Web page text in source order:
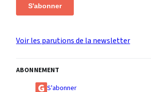
S'abonner
Voir les parutions de la newsletter
ABONNEMENT
S'abonner